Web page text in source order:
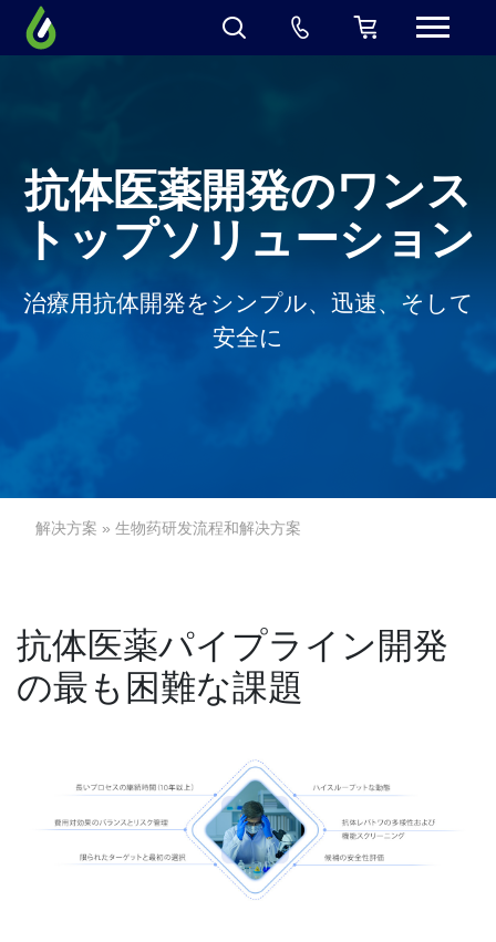
抗体医薬開発のワンス
トップソリューション
治療用抗体開発をシンプル、迅速、そして
安全に
解决方案 » 生物药研发流程和解决方案
抗体医薬パイプライン開発
の最も困難な課題